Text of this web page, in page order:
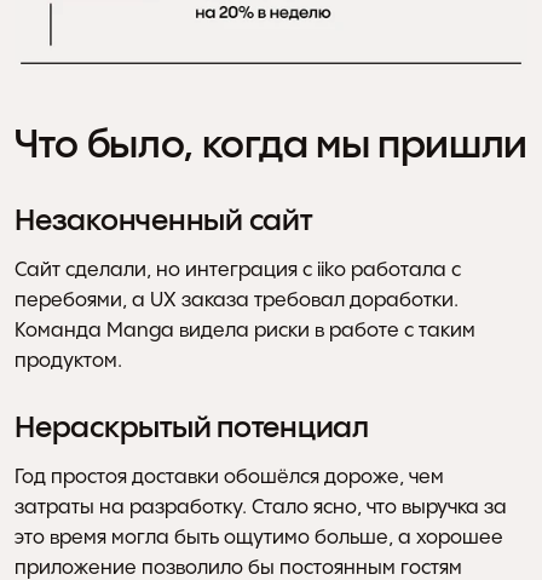
Что было, когда мы пришли
Незаконченный сайт
Сайт сделали, но интеграция с iiko работала с
перебоями, а UX заказа требовал доработки.
Команда Manga видела риски в работе с таким
продуктом.
Нераскрытый потенциал
Год простоя доставки обошёлся дороже, чем
затраты на разработку. Стало ясно, что выручка за
это время могла быть ощутимо больше, а хорошее
приложение позволило бы постоянным гостям